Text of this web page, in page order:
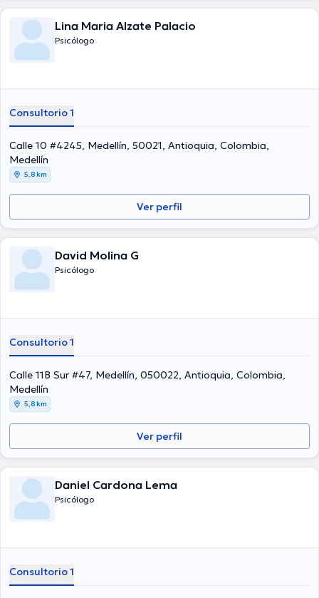
Lina Maria Alzate Palacio
Psicólogo
Consultorio 1
Calle 10 #4245, Medellín, 50021, Antioquia, Colombia,
Medellín
5,8 km
Ver perfil
David Molina G
Psicólogo
Consultorio 1
Calle 11B Sur #47, Medellín, 050022, Antioquia, Colombia,
Medellín
5,8 km
Ver perfil
Daniel Cardona Lema
Psicólogo
Consultorio 1